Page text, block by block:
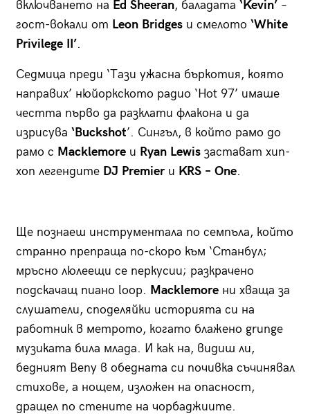
включването на Ed Sheeran, баладата ‘Kevin’–
гост-вокали от Leon Bridgesи смелото ‘White
Privilege II’.
Седмица преди ‘Тази ужасна бъркотия, която
направих’ нюйоркското радио ‘Hot 97’ имаше
честта първо да разклати флакона и да
изрисува ‘Buckshot’. Сингъл, в който рамо до
рамо с Macklemoreи Ryan Lewisзастават хип-
хоп легендите DJ Premierи KRS – One.
Ще познаеш инструментала по семпъла, който
странно препраща по-скоро към ‘Станбул;
мръсно люлеещи се перкусии; разкрачено
подскачащ пиано loop. Macklemoreни хваща за
слушатели, споделяйки историята си на
работник в метрото, когато блажено grunge
музиката била млада. И как на, видиш ли,
бедният Beny в обедната си почивка съчинявал
стихове, а нощем, изложен на опасност,
дращел по стените на чорбаджиите.